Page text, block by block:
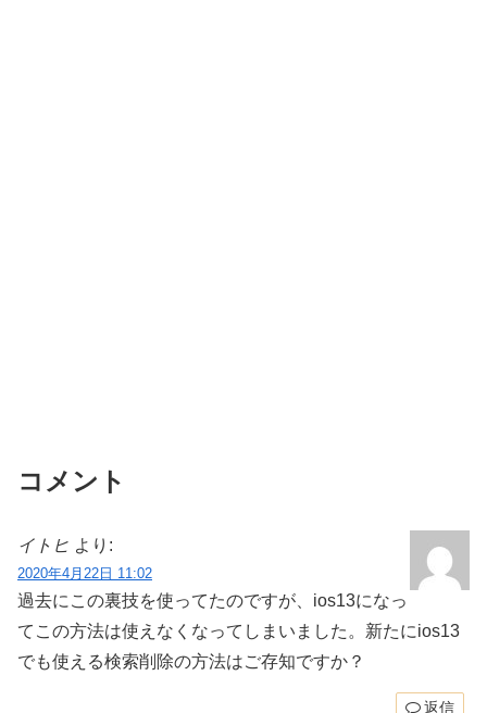
コメント
イトヒ より:
2020年4月22日 11:02
過去にこの裏技を使ってたのですが、ios13になっ
てこの方法は使えなくなってしまいました。新たにios13
でも使える検索削除の方法はご存知ですか？
返信